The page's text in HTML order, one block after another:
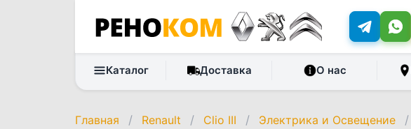
Каталог Доставка О нас
Главная / Renault / Clio III / Электрика и Освещение /